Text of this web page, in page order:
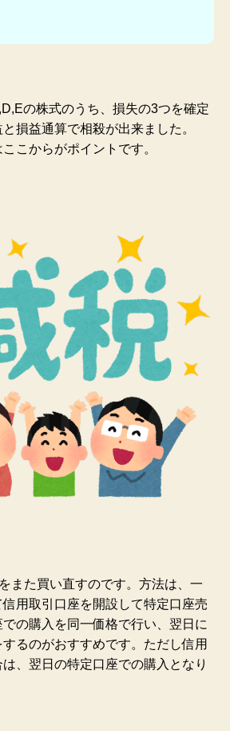
の株式のうち、損失の3つを確定
損益通算で相殺が出来ました。
こからがポイントです。
また買い直すのです。方法は、一
用取引口座を開設して特定口座売
の購入を同一価格で行い、翌日に
るのがおすすめです。ただし信用
、翌日の特定口座での購入となり